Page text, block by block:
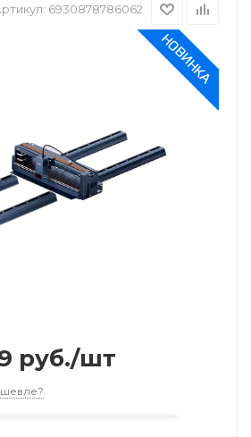
6930878786062
руб./шт